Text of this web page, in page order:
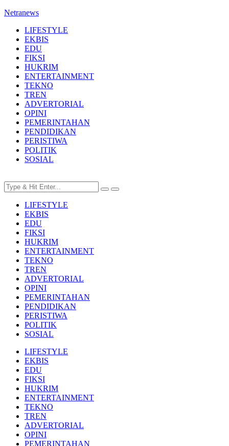
Netranews
LIFESTYLE
EKBIS
EDU
FIKSI
HUKRIM
ENTERTAINMENT
TEKNO
TREN
ADVERTORIAL
OPINI
PEMERINTAHAN
PENDIDIKAN
PERISTIWA
POLITIK
SOSIAL
LIFESTYLE
EKBIS
EDU
FIKSI
HUKRIM
ENTERTAINMENT
TEKNO
TREN
ADVERTORIAL
OPINI
PEMERINTAHAN
PENDIDIKAN
PERISTIWA
POLITIK
SOSIAL
LIFESTYLE
EKBIS
EDU
FIKSI
HUKRIM
ENTERTAINMENT
TEKNO
TREN
ADVERTORIAL
OPINI
PEMERINTAHAN